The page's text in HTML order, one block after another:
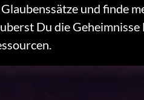
und finde
Du die